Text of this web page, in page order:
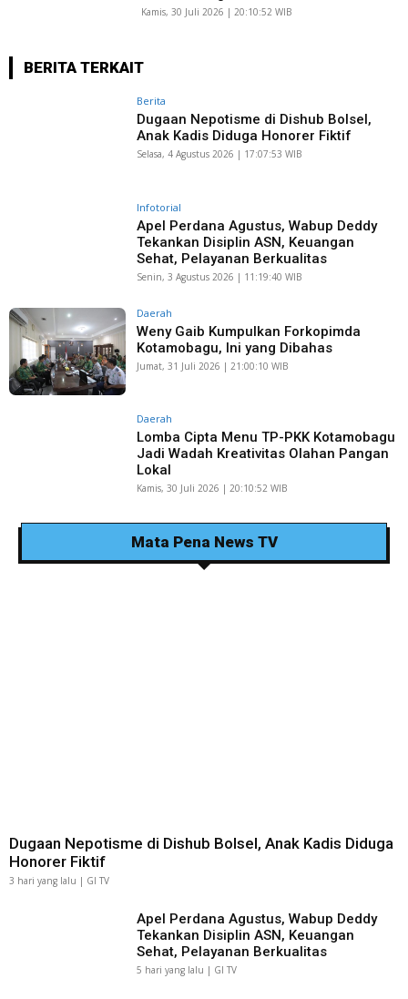
Kamis, 30 Juli 2026 | 20:10:52 WIB
BERITA TERKAIT
Berita
Dugaan Nepotisme di Dishub Bolsel,
Anak Kadis Diduga Honorer Fiktif
Selasa, 4 Agustus 2026 | 17:07:53 WIB
Infotorial
Apel Perdana Agustus, Wabup Deddy
Tekankan Disiplin ASN, Keuangan
Sehat, Pelayanan Berkualitas
Senin, 3 Agustus 2026 | 11:19:40 WIB
Daerah
Weny Gaib Kumpulkan Forkopimda
Kotamobagu, Ini yang Dibahas
Jumat, 31 Juli 2026 | 21:00:10 WIB
Daerah
Lomba Cipta Menu TP-PKK Kotamobagu
Jadi Wadah Kreativitas Olahan Pangan
Lokal
Kamis, 30 Juli 2026 | 20:10:52 WIB
Mata Pena News TV
Dugaan Nepotisme di Dishub Bolsel, Anak Kadis Diduga
Honorer Fiktif
3 hari yang lalu | GI TV
Apel Perdana Agustus, Wabup Deddy
Tekankan Disiplin ASN, Keuangan
Sehat, Pelayanan Berkualitas
5 hari yang lalu | GI TV